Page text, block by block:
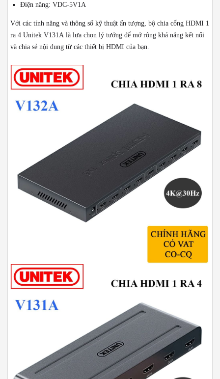
Điện năng: VDC-5V1A
Với các tính năng và thông số kỹ thuật ấn tượng, bộ chia cổng HDMI 1
ra 4 Unitek V131A là lựa chọn lý tưởng để mở rộng khả năng kết nối
và chia sẻ nội dung từ các thiết bị HDMI của bạn.